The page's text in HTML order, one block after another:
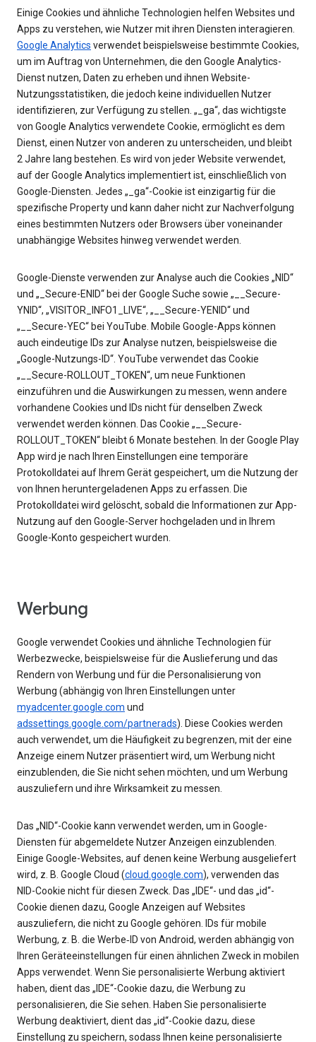
Einige Cookies und ähnliche Technologien helfen Websites und
Apps zu verstehen, wie Nutzer mit ihren Diensten interagieren.
Google Analytics verwendet beispielsweise bestimmte Cookies,
um im Auftrag von Unternehmen, die den Google Analytics-
Dienst nutzen, Daten zu erheben und ihnen Website-
Nutzungsstatistiken, die jedoch keine individuellen Nutzer
identifizieren, zur Verfügung zu stellen. „_ga“, das wichtigste
von Google Analytics verwendete Cookie, ermöglicht es dem
Dienst, einen Nutzer von anderen zu unterscheiden, und bleibt
2 Jahre lang bestehen. Es wird von jeder Website verwendet,
auf der Google Analytics implementiert ist, einschließlich von
Google-Diensten. Jedes „_ga“-Cookie ist einzigartig für die
spezifische Property und kann daher nicht zur Nachverfolgung
eines bestimmten Nutzers oder Browsers über voneinander
unabhängige Websites hinweg verwendet werden.
Google-Dienste verwenden zur Analyse auch die Cookies „NID“
und „_Secure-ENID“ bei der Google Suche sowie „__Secure-
YNID“, „VISITOR_INFO1_LIVE“, „__Secure-YENID“ und
„__Secure-YEC“ bei YouTube. Mobile Google-Apps können
auch eindeutige IDs zur Analyse nutzen, beispielsweise die
„Google-Nutzungs-ID“. YouTube verwendet das Cookie
„__Secure-ROLLOUT_TOKEN“, um neue Funktionen
einzuführen und die Auswirkungen zu messen, wenn andere
vorhandene Cookies und IDs nicht für denselben Zweck
verwendet werden können. Das Cookie „__Secure-
ROLLOUT_TOKEN“ bleibt 6 Monate bestehen. In der Google Play
App wird je nach Ihren Einstellungen eine temporäre
Protokolldatei auf Ihrem Gerät gespeichert, um die Nutzung der
von Ihnen heruntergeladenen Apps zu erfassen. Die
Protokolldatei wird gelöscht, sobald die Informationen zur App-
Nutzung auf den Google-Server hochgeladen und in Ihrem
Google-Konto gespeichert wurden.
Werbung
Google verwendet Cookies und ähnliche Technologien für
Werbezwecke, beispielsweise für die Auslieferung und das
Rendern von Werbung und für die Personalisierung von
Werbung (abhängig von Ihren Einstellungen unter
myadcenter.google.com und
adssettings.google.com/partnerads). Diese Cookies werden
auch verwendet, um die Häufigkeit zu begrenzen, mit der eine
Anzeige einem Nutzer präsentiert wird, um Werbung nicht
einzublenden, die Sie nicht sehen möchten, und um Werbung
auszuliefern und ihre Wirksamkeit zu messen.
Das „NID“-Cookie kann verwendet werden, um in Google-
Diensten für abgemeldete Nutzer Anzeigen einzublenden.
Einige Google-Websites, auf denen keine Werbung ausgeliefert
wird, z. B. Google Cloud (cloud.google.com), verwenden das
NID-Cookie nicht für diesen Zweck. Das „IDE“- und das „id“-
Cookie dienen dazu, Google Anzeigen auf Websites
auszuliefern, die nicht zu Google gehören. IDs für mobile
Werbung, z. B. die Werbe‑ID von Android, werden abhängig von
Ihren Geräteeinstellungen für einen ähnlichen Zweck in mobilen
Apps verwendet. Wenn Sie personalisierte Werbung aktiviert
haben, dient das „IDE“-Cookie dazu, die Werbung zu
personalisieren, die Sie sehen. Haben Sie personalisierte
Werbung deaktiviert, dient das „id“-Cookie dazu, diese
Einstellung zu speichern, sodass Ihnen keine personalisierte